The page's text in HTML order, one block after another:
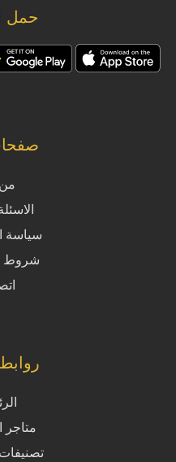
حمل
سياسة
شروط
متاجر